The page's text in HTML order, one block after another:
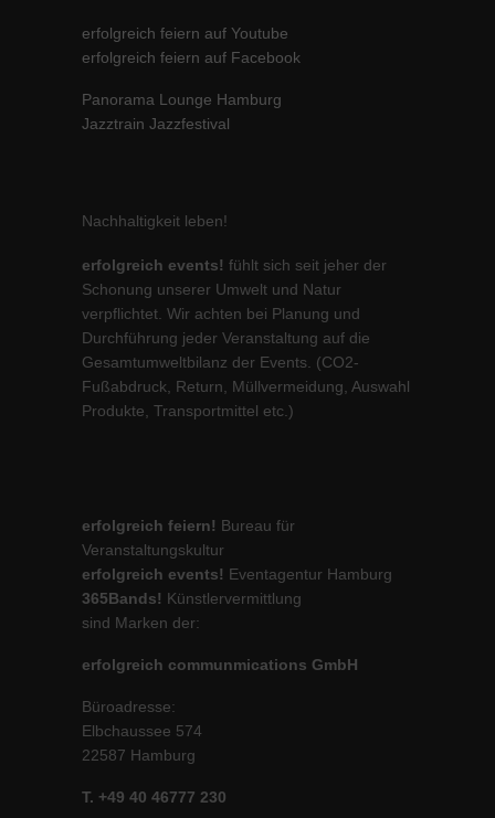
erfolgreich feiern auf Youtube
erfolgreich feiern auf Facebook
Panorama Lounge Hamburg
Jazztrain Jazzfestival
Nachhaltigkeit leben!
erfolgreich events! fühlt sich seit jeher der
Schonung unserer Umwelt und Natur
verpflichtet. Wir achten bei Planung und
Durchführung jeder Veranstaltung auf die
Gesamtumweltbilanz der Events. (CO2-
Fußabdruck, Return, Müllvermeidung, Auswahl
Produkte, Transportmittel etc.)
erfolgreich feiern! Bureau für
Veranstaltungskultur
erfolgreich events! Eventagentur Hamburg
365Bands! Künstlervermittlung
sind Marken der:
erfolgreich communmications GmbH
Büroadresse:
Elbchaussee 574
22587 Hamburg
T. +49 40 46777 230